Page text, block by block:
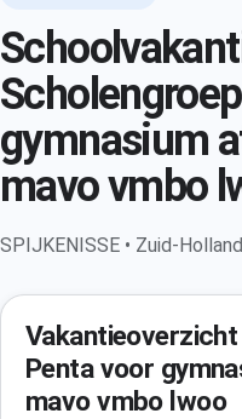
gymnasium
mavo vmbo
SPIJKENISSE • Zuid-Holland
Penta voor
mavo vmbo lwoo